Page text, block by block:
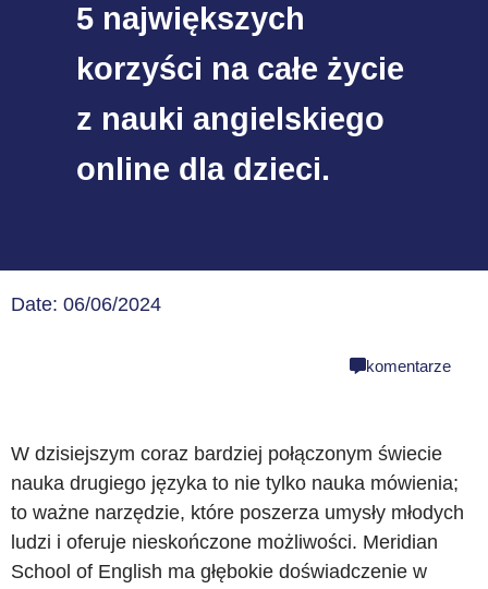
5 największych
korzyści na całe życie
z nauki angielskiego
online dla dzieci.
Date: 06/06/2024
komentarze
W dzisiejszym coraz bardziej połączonym świecie
nauka drugiego języka to nie tylko nauka mówienia;
to ważne narzędzie, które poszerza umysły młodych
ludzi i oferuje nieskończone możliwości. Meridian
School of English ma głębokie doświadczenie w